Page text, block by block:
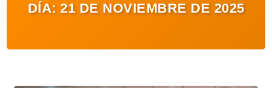
ENTRETENIMIENTO Y CULTURA
DÍA: 21 DE NOVIEMBRE DE 2025